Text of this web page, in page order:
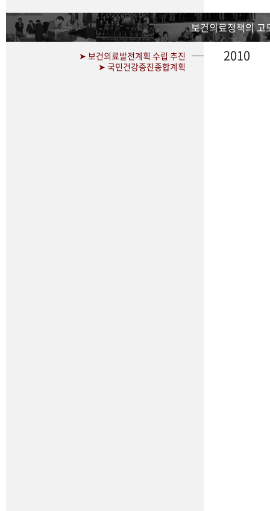
보건의료정책의 고
➤ 보건의료발전계획 수립 추진
➤ 국민건강증진종합계획
2010